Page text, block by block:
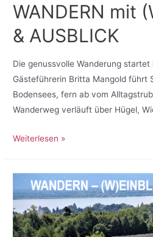
WANDERN mit
& AUSBLICK
Die genussvolle Wanderung
Gästeführerin Britta Mangold führt
Bodensees, fern ab vom
Wanderweg verläuft über Hügel,
Weiterlesen »